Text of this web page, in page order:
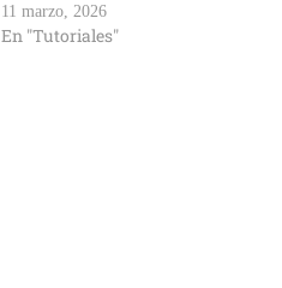
11 marzo, 2026
En "Tutoriales"